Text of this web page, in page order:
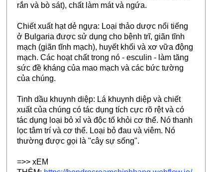
rắn và bò sát), chất làm mát và ngứa.
Chiết xuất hạt dẻ ngựa: Loại thảo dược nổi tiếng
ở Bulgaria được sử dụng cho bệnh trĩ, giãn tĩnh
mạch (giãn tĩnh mạch), huyết khối và xơ vữa động
mạch. Các hoạt chất trong nó - esculin - làm tăng
sức đề kháng của mao mạch và các bức tường
của chúng.
Tinh dầu khuynh diệp: Lá khuynh diệp và chiết
xuất của chúng có tác dụng tích cực rõ rệt và có
tác dụng loại bỏ xỉ và độc tố khỏi cơ thể. Nó thanh
lọc tâm trí và cơ thể. Loại bỏ đau và viêm. Nó
thường được gọi là "cây sự sống".
=>> xEM